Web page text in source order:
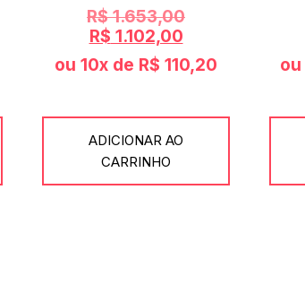
R$1.653,00
R$ 1.102,00
ou 10x de R$ 110,20
ADICIONAR AO
CARRINHO
ou